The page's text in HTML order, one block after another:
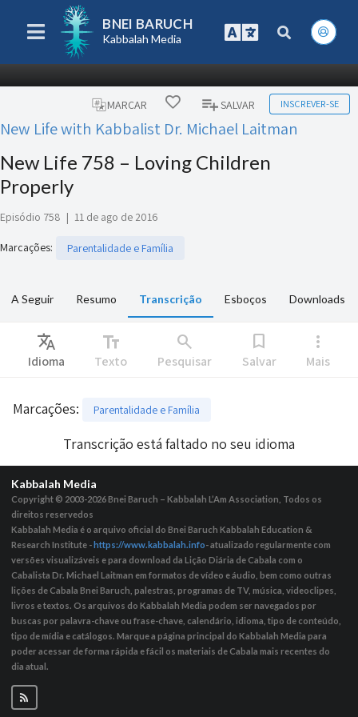
BNEI BARUCH
Kabbalah Media
MARCAR SALVAR INSCREVER-SE
New Life with Kabbalist Dr. Michael Laitman
New Life 758 – Loving Children
Properly
Episódio 758 | 11 de ago de 2016
Marcações: Parentalidade e Família
A Seguir Resumo Transcrição Esboços Downloads
Translate
Idioma
text_fields
Texto
search
Pesquisar
bookmark
Salvar
more_vert
Mais
Marcações: Parentalidade e Família
Transcrição está faltado no seu idioma
Kabbalah Media
Copyright © 2003-2026Bnei Baruch – Kabbalah L’Am Association, Todos os
direitos reservedos
Kabbalah Media é o arquivo oficial do Bnei Baruch Kabbalah Education &
Research Institute - https://www.kabbalah.info- atualizado regularmente com
versões visualizáveis ​​e para download da Lição Diária de Cabala com o
Cabalista Dr. Michael Laitman em formatos de vídeo e áudio, bem como outras
lições de Cabala Bnei Baruch, palestras, programas de TV, música, videoclipes,
livros e textos. Os arquivos do Kabbalah Media podem ser navegados por
buscas por palavra-chave ou frase-chave, calendário, idioma, tipo de conteúdo,
tipo de mídia e catálogos. Marque a página principal do Kabbalah Media para
poder acessar de forma rápida e fácil os materiais de Cabala mais recentes do
dia atual.